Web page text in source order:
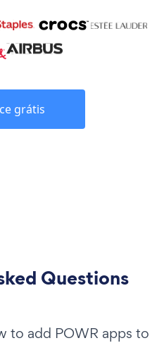
grátis
Questions
to add POWR apps to